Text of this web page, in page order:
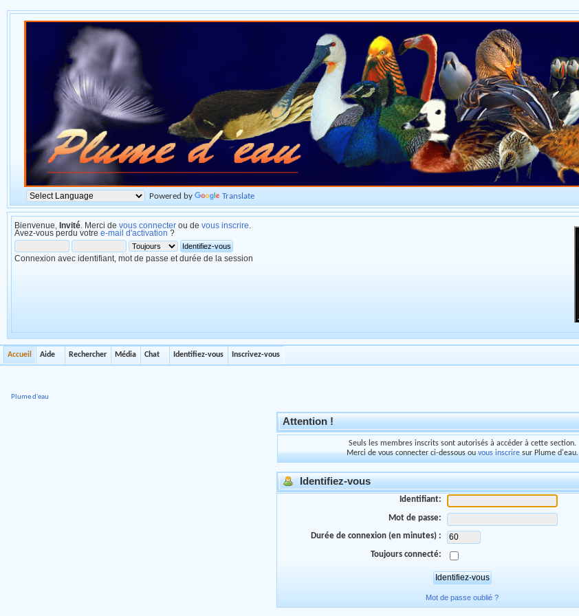
Powered by Translate
Bienvenue, Invité . Merci de vous connecter ou de vous inscrire
Avez-vous perdu votre e-mail d'activation ?
Connexion avec identifiant, mot de passe et durée de la session
Accueil Aide Rechercher Média Chat Identifiez-vous Inscrivez-vous
Plume d'eau
Attention !
Seuls les membres inscrits sont autorisés à accéder à cette section.
Merci de vous connecter ci-dessous ouvous inscriresur Plume d'eau.
Identifiez-vous
Identifiant:
Mot de passe:
Durée de connexion (en minutes) :
Toujours connecté:
Mot de passe oublié ?